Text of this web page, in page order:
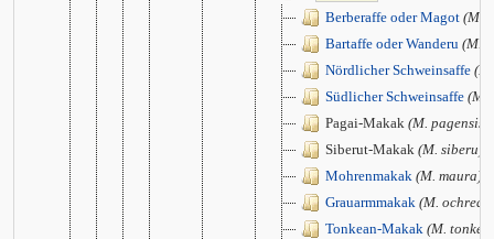
Berberaffe oder Magot (M.
Bartaffe oder Wanderu (M.
Nördlicher Schweinsaffe
Südlicher Schweinsaffe (M.
Pagai-Makak (M. pagensis)
Siberut-Makak (M. siberu)
Mohrenmakak (M. maura)
Grauarmmakak (M.
Tonkean-Makak (M.